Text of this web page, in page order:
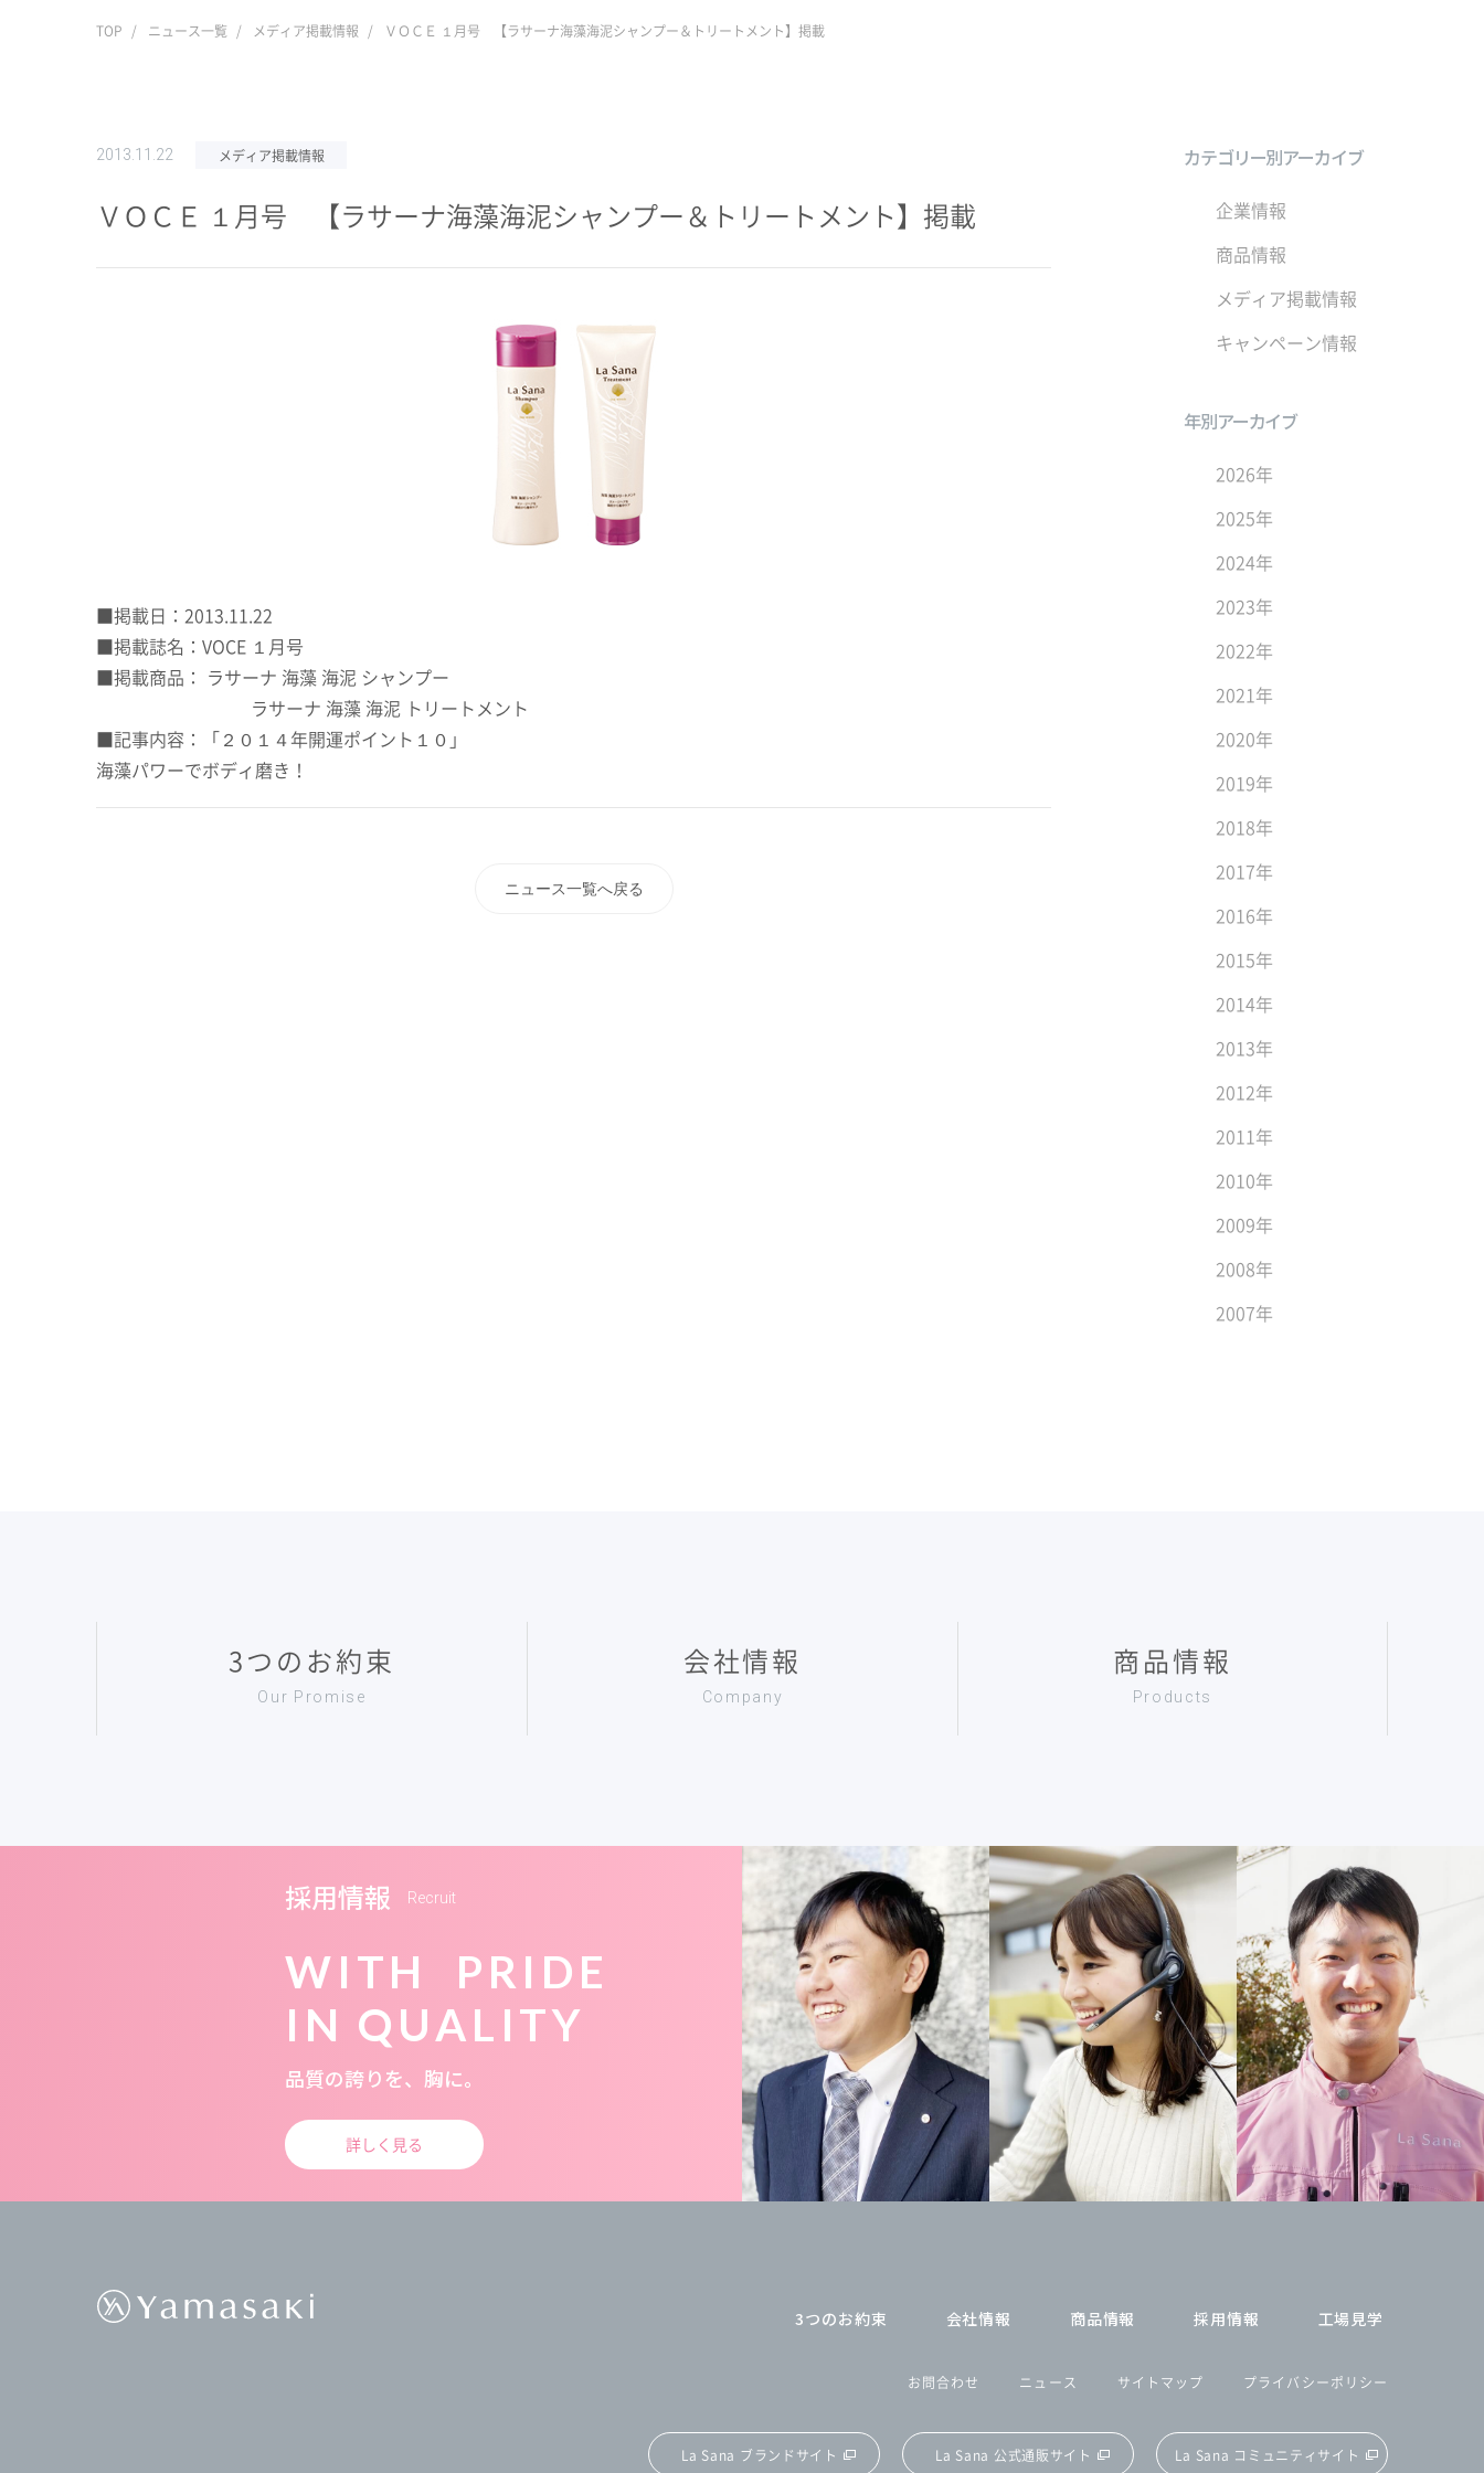
TOP ニュース一覧 メディア掲載情報 ＶＯＣＥ １月号 【ラサーナ海藻海泥シャンプー＆トリートメント】掲載
2013.11.22 メディア掲載情報
ＶＯＣＥ １月号 【ラサーナ海藻海泥シャンプー＆トリートメント】掲載
■掲載日：2013.11.22
■掲載誌名：VOCE １月号
■掲載商品： ラサーナ 海藻 海泥 シャンプー
ラサーナ 海藻 海泥 トリートメント
■記事内容：「２０１４年開運ポイント１０」
海藻パワーでボディ磨き！
ニュース一覧へ戻る
カテゴリー別アーカイブ
企業情報
商品情報
メディア掲載情報
キャンペーン情報
年別アーカイブ
2026年
2025年
2024年
2023年
2022年
2021年
2020年
2019年
2018年
2017年
2016年
2015年
2014年
2013年
2012年
2011年
2010年
2009年
2008年
2007年
3つのお約束
Our Promise
会社情報
Company
商品情報
Products
採用情報 Recruit
WITH PRIDE
IN QUALITY
品質の誇りを、胸に。
詳しく見る
3つのお約束 会社情報 商品情報 採用情報 工場見学
お問合わせ ニュース サイトマップ プライバシーポリシー
La Sana ブランドサイト La Sana 公式通販サイト La Sana コミュニティサイト